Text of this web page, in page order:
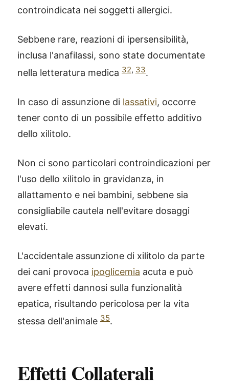
controindicata nei soggetti allergici.
Sebbene rare, reazioni di ipersensibilità,
inclusa l'anafilassi, sono state documentate
nella letteratura medica 32, 33.
In caso di assunzione di lassativi, occorre
tener conto di un possibile effetto additivo
dello xilitolo.
Non ci sono particolari controindicazioni per
l'uso dello xilitolo in gravidanza, in
allattamento e nei bambini, sebbene sia
consigliabile cautela nell'evitare dosaggi
elevati.
L'accidentale assunzione di xilitolo da parte
dei cani provoca ipoglicemia acuta e può
avere effetti dannosi sulla funzionalità
epatica, risultando pericolosa per la vita
stessa dell'animale 35.
Effetti Collaterali